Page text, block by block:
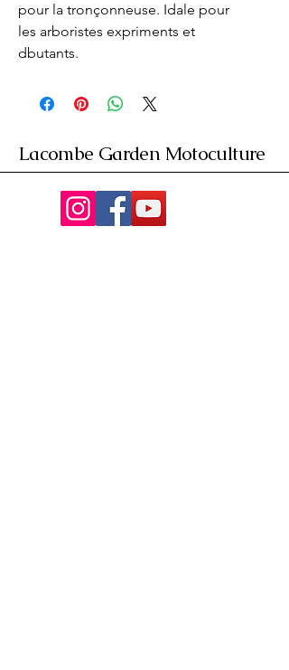
pour la tronçonneuse. Idale pour
les arboristes expriments et
dbutants.
Lacombe Garden Motoculture